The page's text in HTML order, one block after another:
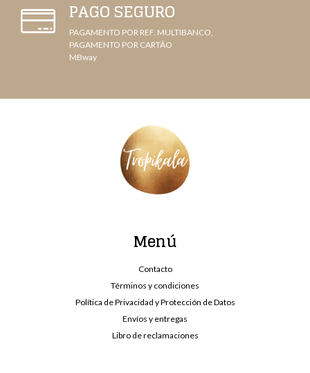
PAGO SEGURO
PAGAMENTO POR REF. MULTIBANCO,
PAGAMENTO POR CARTÃO
MBway
Menú
Contacto
Términos y condiciones
Política de Privacidad y Protección de Datos
Envíos y entregas
Libro de reclamaciones